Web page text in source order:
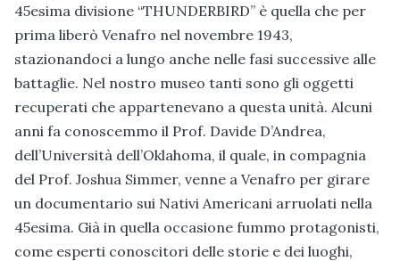
45esima divisione “THUNDERBIRD” è quella che per
prima liberò Venafro nel novembre 1943,
stazionandoci a lungo anche nelle fasi successive alle
battaglie. Nel nostro museo tanti sono gli oggetti
recuperati che appartenevano a questa unità. Alcuni
anni fa conoscemmo il Prof. Davide D’Andrea,
dell’Università dell’Oklahoma, il quale, in compagnia
del Prof. Joshua Simmer, venne a Venafro per girare
un documentario sui Nativi Americani arruolati nella
45esima. Già in quella occasione fummo protagonisti,
come esperti conoscitori delle storie e dei luoghi,